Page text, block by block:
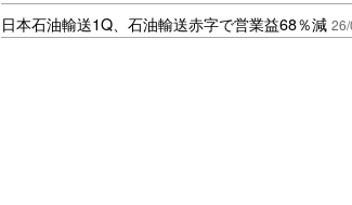
日本石油輸送1Q、石油輸送赤字で営業益68％減